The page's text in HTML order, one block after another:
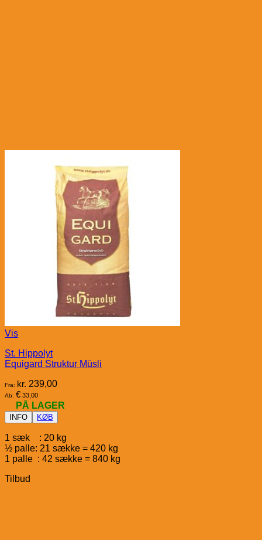
Vis
St. Hippolyt
Equigard Struktur Müsli
Fra: kr. 239,00
Ab: € 33,00
PÅ LAGER
INFO KØB
1 sæk : 20 kg
½ palle: 21 sække = 420 kg
1 palle : 42 sække = 840 kg
Tilbud